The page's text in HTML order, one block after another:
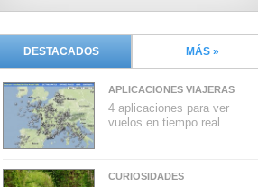
DESTACADOS MÁS »
APLICACIONES VIAJERAS
4 aplicaciones para ver
vuelos en tiempo real
CURIOSIDADES